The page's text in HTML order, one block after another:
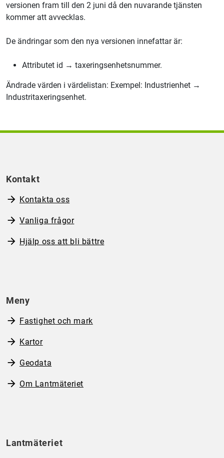
versionen fram till den 2 juni då den nuvarande tjänsten
kommer att avvecklas.
De ändringar som den nya versionen innefattar är:
Attributet id → taxeringsenhetsnummer.
Ändrade värden i värdelistan: Exempel: Industrienhet →
Industritaxeringsenhet.
Kontakt
Kontakta oss
Vanliga frågor
Hjälp oss att bli bättre
Meny
Fastighet och mark
Kartor
Geodata
Om Lantmäteriet
Lantmäteriet